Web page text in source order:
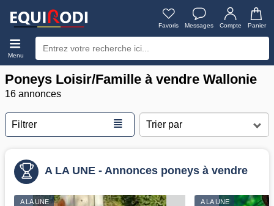
Favoris Messages Compte Panier
Menu
Poneys Loisir/Famille à vendre Wallonie
16 annonces
Filtrer ≣
A LA UNE - Annonces poneys à vendre
A LA UNE A LA UNE